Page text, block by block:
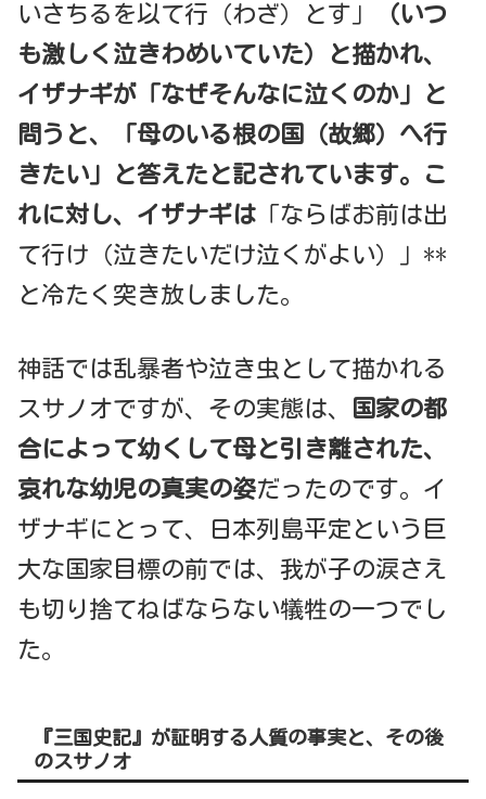
いさちるを以て行（わざ）とす」
（いつ
も激しく泣きわめいていた）と描かれ、
イザナギが「なぜそんなに泣くのか」と
問うと、「母のいる根の国（故郷）へ行
きたい」と答えたと記されています。
こ
れに対し、イザナギは 「ならばお前は出
て行け（泣きたいだけ泣くがよい）」**
と冷たく突き放しました。
神話では乱暴者や泣き虫として描かれる
スサノオですが、その実態は、
国家の都
合によって幼くして母と引き離された、
哀れな幼児の真実の姿だったのです。イ
ザナギにとって、日本列島平定という巨
大な国家目標の前では、我が子の涙さえ
も切り捨てねばならない犠牲の一つでし
た。
『三国史記』が証明する人質の事実と、その後
のスサノオ